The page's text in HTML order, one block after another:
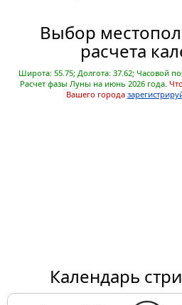
Выбор
расчета
Широта: 55.75; Долгота: 37.62; Часовой
Расчет фазы Луны на июнь 2026 года.
Вашего города
Календарь